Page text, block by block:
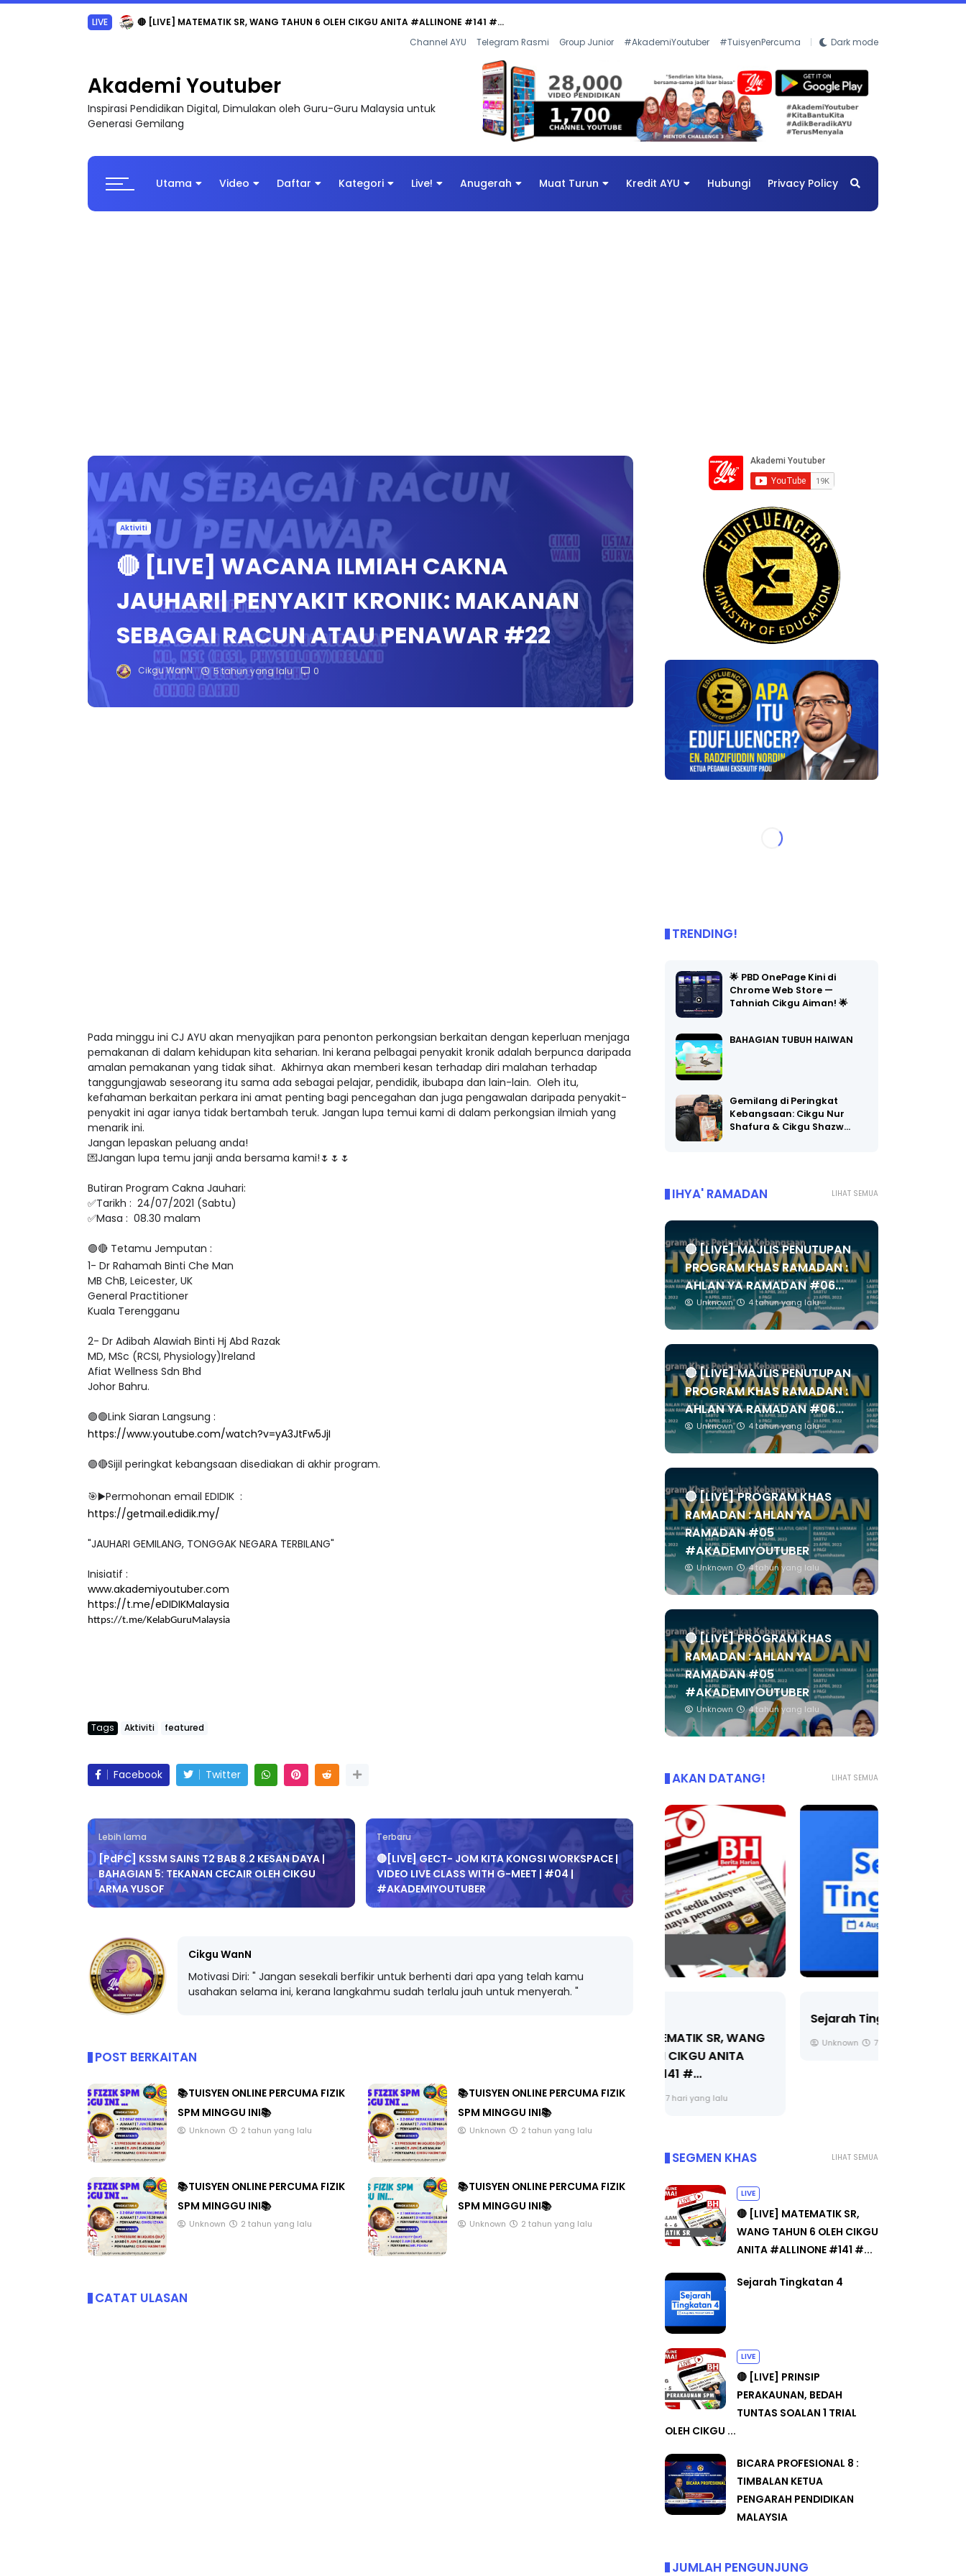
LIVE 🔴 [LIVE] MATEMATIK SR, WANG TAHUN 6 OLEH CIKGU ANITA #ALLINONE #141 #...
Channel AYU Telegram Rasmi Group Junior #AkademiYoutuber #TuisyenPercuma Dark mode
Akademi Youtuber
Inspirasi Pendidikan Digital, Dimulakan oleh Guru-Guru Malaysia untuk
Generasi Gemilang
Utama Video Daftar Kategori Live! Anugerah Muat Turun Kredit AYU Hubungi Privacy Policy
Aktiviti
🔴 [LIVE] WACANA ILMIAH CAKNA
JAUHARI| PENYAKIT KRONIK: MAKANAN
SEBAGAI RACUN ATAU PENAWAR #22
Cikgu WanN 5 tahun yang lalu 0
Pada minggu ini CJ AYU akan menyajikan para penonton perkongsian berkaitan dengan keperluan menjaga
pemakanan di dalam kehidupan kita seharian. Ini kerana pelbagai penyakit kronik adalah berpunca daripada
amalan pemakanan yang tidak sihat. Akhirnya akan memberi kesan terhadap diri malahan terhadap
tanggungjawab seseorang itu sama ada sebagai pelajar, pendidik, ibubapa dan lain-lain. Oleh itu,
kefahaman berkaitan perkara ini amat penting bagi pencegahan dan juga pengawalan daripada penyakit-
penyakit ini agar ianya tidak bertambah teruk. Jangan lupa temui kami di dalam perkongsian ilmiah yang
menarik ini.
Jangan lepaskan peluang anda!
💌Jangan lupa temu janji anda bersama kami!🌷🌷🌷
Butiran Program Cakna Jauhari:
✅Tarikh : 24/07/2021 (Sabtu)
✅Masa : 08.30 malam
🟣🔴 Tetamu Jemputan :
1- Dr Rahamah Binti Che Man
MB ChB, Leicester, UK
General Practitioner
Kuala Terengganu
2- Dr Adibah Alawiah Binti Hj Abd Razak
MD, MSc (RCSI, Physiology)Ireland
Afiat Wellness Sdn Bhd
Johor Bahru.
🟣🟢Link Siaran Langsung :
https://www.youtube.com/watch?v=yA3JtFw5JjI
🟣🔴Sijil peringkat kebangsaan disediakan di akhir program.
🎯▶️Permohonan email EDIDIK :
https://getmail.edidik.my/
"JAUHARI GEMILANG, TONGGAK NEGARA TERBILANG"
Inisiatif :
www.akademiyoutuber.com
https://t.me/eDIDIKMalaysia
https://t.me/KelabGuruMalaysia
Tags Aktiviti featured
Facebook Twitter
Lebih lama
[PdPC] KSSM SAINS T2 BAB 8.2 KESAN DAYA |
BAHAGIAN 5: TEKANAN CECAIR OLEH CIKGU
ARMA YUSOF
Terbaru
🔴[LIVE] GECT- JOM KITA KONGSI WORKSPACE |
VIDEO LIVE CLASS WITH G-MEET | #04 |
#AKADEMIYOUTUBER
Cikgu WanN
Motivasi Diri: " Jangan sesekali berfikir untuk berhenti dari apa yang telah kamu
usahakan selama ini, kerana langkahmu sudah terlalu jauh untuk menyerah. "
POST BERKAITAN
📚TUISYEN ONLINE PERCUMA FIZIK
SPM MINGGU INI📚
Unknown 2 tahun yang lalu
📚TUISYEN ONLINE PERCUMA FIZIK
SPM MINGGU INI📚
Unknown 2 tahun yang lalu
📚TUISYEN ONLINE PERCUMA FIZIK
SPM MINGGU INI📚
Unknown 2 tahun yang lalu
📚TUISYEN ONLINE PERCUMA FIZIK
SPM MINGGU INI📚
Unknown 2 tahun yang lalu
CATAT ULASAN
TRENDING!
🌟 PBD OnePage Kini di
Chrome Web Store —
Tahniah Cikgu Aiman! 🌟
BAHAGIAN TUBUH HAIWAN
Gemilang di Peringkat
Kebangsaan: Cikgu Nur
Shafura & Cikgu Shazw…
LIHAT SEMUA
IHYA' RAMADAN
🔴 [LIVE] MAJLIS PENUTUPAN
PROGRAM KHAS RAMADAN :
AHLAN YA RAMADAN #06...
Unknown 4 tahun yang lalu
🔴 [LIVE] MAJLIS PENUTUPAN
PROGRAM KHAS RAMADAN :
AHLAN YA RAMADAN #06...
Unknown 4 tahun yang lalu
🔴 [LIVE] PROGRAM KHAS
RAMADAN : AHLAN YA
RAMADAN #05
#AKADEMIYOUTUBER
Unknown 4 tahun yang lalu
🔴 [LIVE] PROGRAM KHAS
RAMADAN : AHLAN YA
RAMADAN #05
#AKADEMIYOUTUBER
Unknown 4 tahun yang lalu
LIHAT SEMUA
AKAN DATANG!
PROFESIONAL 8 :
MALAYSIA
Yu. Chekgu LK 7 hari yang lalu
Unknown 7 hari yang lalu
LIHAT SEMUA
SEGMEN KHAS
LIVE
🔴 [LIVE] MATEMATIK SR,
WANG TAHUN 6 OLEH CIKGU
ANITA #ALLINONE #141 #...
Sejarah Tingkatan 4
LIVE
🔴 [LIVE] PRINSIP
PERAKAUNAN, BEDAH
TUNTAS SOALAN 1 TRIAL
OLEH CIKGU ...
BICARA PROFESIONAL 8 :
TIMBALAN KETUA
PENGARAH PENDIDIKAN
MALAYSIA
JUMLAH PENGUNJUNG